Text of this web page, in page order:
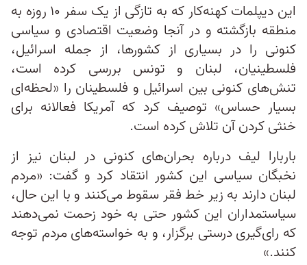
این دیپلمات کهنه‌کار که به تازگی از یک سفر ۱۰ روزه به
منطقه بازگشته و در آنجا وضعیت اقتصادی و سیاسی
کنونی را در بسیاری از کشورها، از جمله اسرائیل،
فلسطینیان، لبنان و تونس بررسی کرده است،
تنش‌های کنونی بین اسرائیل و فلسطینان را «لحظه‌ای
بسیار حساس» توصیف کرد که آمریکا فعالانه برای
خنثی کردن آن تلاش کرده است.
باربارا لیف درباره بحران‌های کنونی در لبنان نیز از
نخبگان سیاسی این کشور انتقاد کرد و گفت: «مردم
لبنان دارند به زیر خط فقر سقوط می‌کنند و با این حال،
سیاستمداران این کشور حتی به خود زحمت نمی‌دهند
که رای‌گیری درستی برگزار، و به خواسته‌های مردم توجه
کنند.»